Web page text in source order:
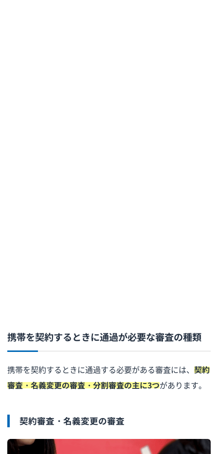
携帯を契約するときに通過が必要な審査の種類
携帯を契約するときに通過する必要がある審査には、 契約
審査・名義変更の審査・分割審査の主に3つがあります。
契約審査・名義変更の審査